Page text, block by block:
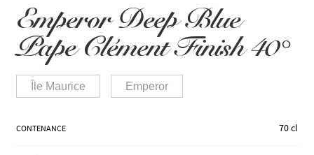
NOS RHUMS
WHISKIES & +
Emperor Deep Blue
Pape Clément Finish 40°
Île Maurice Emperor
CONTENANCE 70 cl